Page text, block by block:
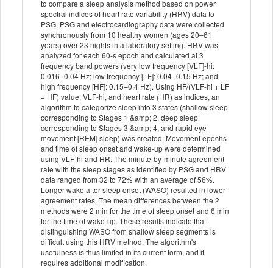
to compare a sleep analysis method based on power
spectral indices of heart rate variability (HRV) data to
PSG. PSG and electrocardiography data were collected
synchronously from 10 healthy women (ages 20–61
years) over 23 nights in a laboratory setting. HRV was
analyzed for each 60-s epoch and calculated at 3
frequency band powers (very low frequency [VLF]-hi:
0.016–0.04 Hz; low frequency [LF]: 0.04–0.15 Hz; and
high frequency [HF]: 0.15–0.4 Hz). Using HF/(VLF-hi + LF
+ HF) value, VLF-hi, and heart rate (HR) as indices, an
algorithm to categorize sleep into 3 states (shallow sleep
corresponding to Stages 1 &amp; 2, deep sleep
corresponding to Stages 3 &amp; 4, and rapid eye
movement [REM] sleep) was created. Movement epochs
and time of sleep onset and wake-up were determined
using VLF-hi and HR. The minute-by-minute agreement
rate with the sleep stages as identified by PSG and HRV
data ranged from 32 to 72% with an average of 56%.
Longer wake after sleep onset (WASO) resulted in lower
agreement rates. The mean differences between the 2
methods were 2 min for the time of sleep onset and 6 min
for the time of wake-up. These results indicate that
distinguishing WASO from shallow sleep segments is
difficult using this HRV method. The algorithm's
usefulness is thus limited in its current form, and it
requires additional modification.